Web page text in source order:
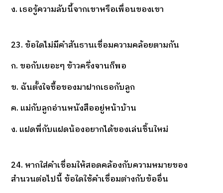
ง. เธอรู้ความลับนี้จากเขาหรือเพื่อนของเขา
23. ข้อใดไม่มีคำสันธานเชื่อมความคล้อยตามกัน
ก. ขอกับเยอะๆ ข้าวครึ่งจานก็พอ
ข. ฉันตั้งใจซื้อของมาฝากเธอกับลูก
ค. แม่กับลูกอ่านหนังสืออยู่หน้าบ้าน
ง. แฝดพี่กับแฝดน้องอยากได้ของเล่นชิ้นใหม่
24. หากใส่คำเชื่อมให้สอดคล้องกับความหมายของ
สำนวนต่อไปนี้ ข้อใดใช้คำเชื่อมต่างกับข้ออื่น